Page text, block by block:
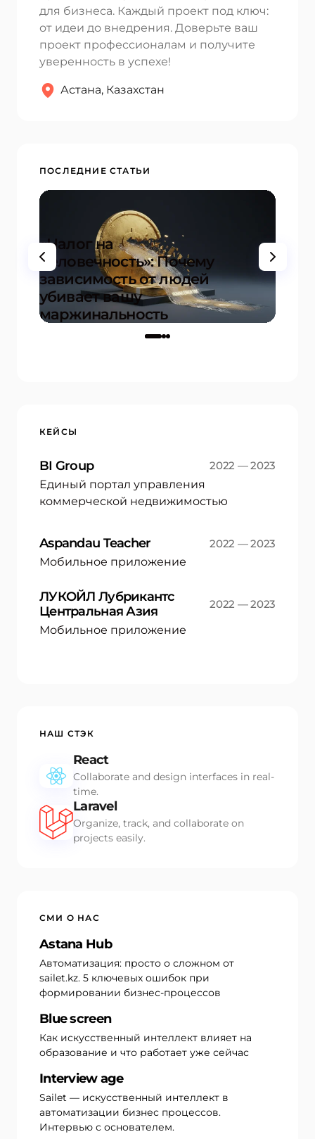
Ваш комментарий *
для бизнеса. Каждый проект под ключ:
от идеи до внедрения. Доверьте ваш
проект профессионалам и получите
уверенность в успехе!
Астана, Казахстан
ПОСЛЕДНИЕ СТАТЬИ
«Налог на
Человечность»: Почему
зависимость от людей
убивает вашу
маржинальность
17.12.2025
КЕЙСЫ
BI Group
2022 — 2023
Единый портал управления
коммерческой недвижимостью
Aspandau Teacher
2022 — 2023
Мобильное приложение
ЛУКОЙЛ Лубрикантс
Центральная Азия
2022 — 2023
Мобильное приложение
НАШ СТЭК
React
Collaborate and design interfaces in real-
time.
Laravel
Organize, track, and collaborate on
projects easily.
СМИ О НАС
Astana Hub
Автоматизация: просто о сложном от
sailet.kz. 5 ключевых ошибок при
формировании бизнес-процессов
Blue screen
Как искусственный интеллект влияет на
образование и что работает уже сейчас
Interview age
Sailet — искусственный интеллект в
автоматизации бизнес процессов.
Интервью с основателем.